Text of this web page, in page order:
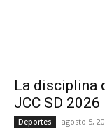
La disciplina
JCC SD 2026
Deportes agosto 5,